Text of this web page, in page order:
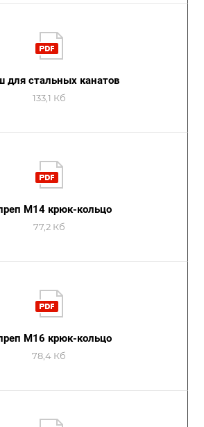
для стальных канатов
133,1 Кб
М14 крюк-кольцо
77,2 Кб
М16 крюк-кольцо
78,4 Кб